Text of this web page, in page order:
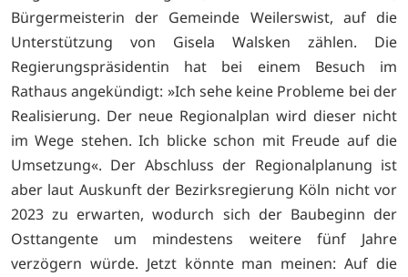
Bürgermeisterin der Gemeinde Weilerswist, auf die
Unterstützung von Gisela Walsken zählen. Die
Regierungspräsidentin hat bei einem Besuch im
Rathaus angekündigt: »Ich sehe keine Probleme bei der
Realisierung. Der neue Regionalplan wird dieser nicht
im Wege stehen. Ich blicke schon mit Freude auf die
Umsetzung«. Der Abschluss der Regionalplanung ist
aber laut Auskunft der Bezirksregierung Köln nicht vor
2023 zu erwarten, wodurch sich der Baubeginn der
Osttangente um mindestens weitere fünf Jahre
verzögern würde. Jetzt könnte man meinen: Auf die